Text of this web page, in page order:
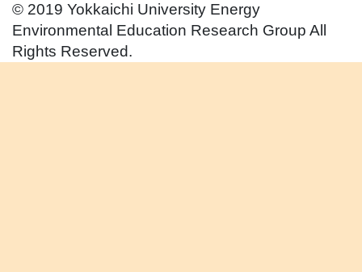
© 2019 Yokkaichi University Energy
Environmental Education Research Group All
Rights Reserved.